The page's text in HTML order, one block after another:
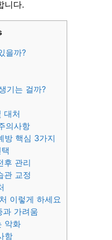
니다.
을까?
기는 걸까?
대처
의사항
방 핵심 3가지
후 관리
관 교정
이렇게 하세요
과 가려움
악화
항